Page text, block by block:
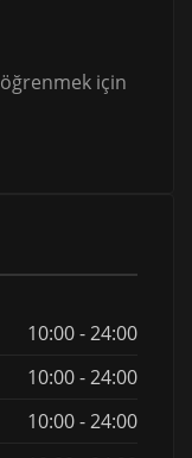
için
10:00 - 24:00
10:00 - 24:00
10:00 - 24:00